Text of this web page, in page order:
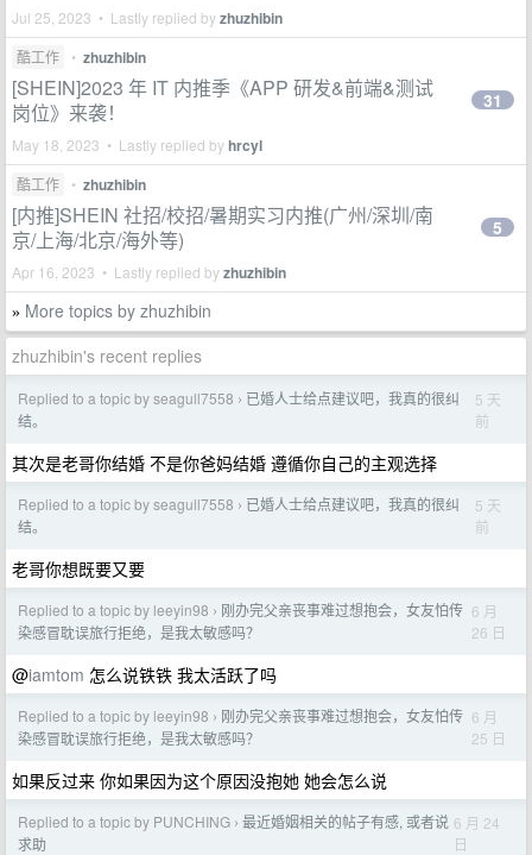
Jul 25, 2023 • Lastly replied byzhuzhibin
酷工作 • zhuzhibin
[SHEIN]2023 年 IT 内推季《APP 研发&前端&测试
岗位》来袭！
May 18, 2023 • Lastly replied byhrcyl
31
酷工作 • zhuzhibin
[内推]SHEIN 社招/校招/暑期实习内推(广州/深圳/南
京/上海/北京/海外等)
Apr 16, 2023 • Lastly replied byzhuzhibin
5
» More topics by zhuzhibin
zhuzhibin's recent replies
Replied to a topic by seagull7558 › 已婚人士给点建议吧，我真的很纠
结。
5 天
前
其次是老哥你结婚 不是你爸妈结婚 遵循你自己的主观选择
Replied to a topic by seagull7558 › 已婚人士给点建议吧，我真的很纠
结。
5 天
前
老哥你想既要又要
Replied to a topic by leeyin98 › 刚办完父亲丧事难过想抱会，女友怕传
染感冒耽误旅行拒绝，是我太敏感吗？
6 月
26 日
@iamtom 怎么说铁铁 我太活跃了吗
Replied to a topic by leeyin98 › 刚办完父亲丧事难过想抱会，女友怕传
染感冒耽误旅行拒绝，是我太敏感吗？
6 月
25 日
如果反过来 你如果因为这个原因没抱她 她会怎么说
Replied to a topic by PUNCHING › 最近婚姻相关的帖子有感, 或者说
求助
6 月 24
日